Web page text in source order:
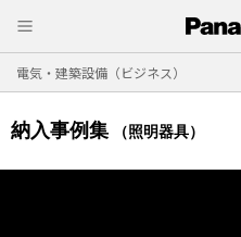
電気・建築設備（ビジネス）
納入事例集 （照明器具）